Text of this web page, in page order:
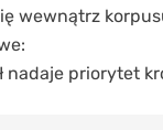
wewnątrz
nadaje priorytet